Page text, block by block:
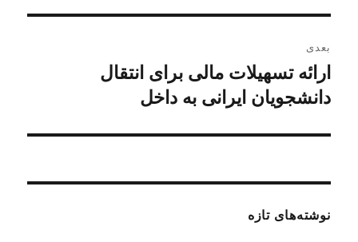
بعدی
نوشته
بعدی:
ارائه تسهیلات مالی برای انتقال
دانشجویان ایرانی به داخل
نوشته‌های تازه